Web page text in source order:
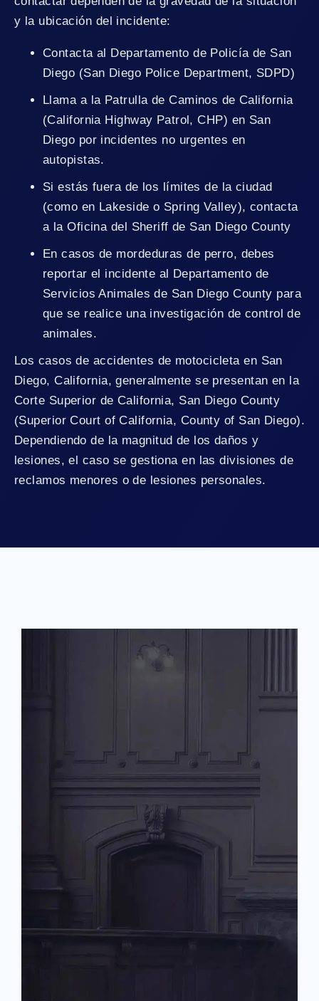
y la ubicación del incidente:
Contacta al Departamento de Policía de San
Diego (San Diego Police Department, SDPD)
Llama a la Patrulla de Caminos de California
(California Highway Patrol, CHP) en San
Diego por incidentes no urgentes en
autopistas.
Si estás fuera de los límites de la ciudad
(como en Lakeside o Spring Valley), contacta
a la Oficina del Sheriff de San Diego County
En casos de mordeduras de perro, debes
reportar el incidente al Departamento de
Servicios Animales de San Diego County para
que se realice una investigación de control de
animales.
Los casos de accidentes de motocicleta en San
Diego, California, generalmente se presentan en la
Corte Superior de California, San Diego County
(Superior Court of California, County of San Diego).
Dependiendo de la magnitud de los daños y
lesiones, el caso se gestiona en las divisiones de
reclamos menores o de lesiones personales.